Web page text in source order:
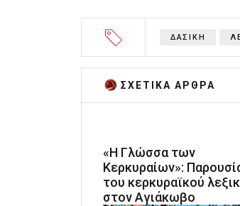
ΔΑΣΙΚΗ
ΣΧΕΤΙΚA AΡΘΡΑ
«Η Γλώσσα των
Κερκυραίων»:
του κερκυραϊκού
στον Αγιάκωβο